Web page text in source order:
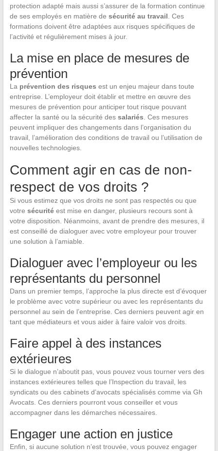
protection adapté mais aussi s’assurer de la formation continue
de ses employés en matière de sécurité au travail . Ces
formations doivent être adaptées aux risques spécifiques de
l’activité et régulièrement mises à jour.
La mise en place de mesures de
prévention
La prévention des risques est un enjeu majeur dans toute
entreprise. L’employeur doit établir et mettre en œuvre des
mesures de prévention pour anticiper tout risque pouvant
affecter la santé ou la sécurité des salariés . Ces mesures
peuvent impliquer des changements dans l’organisation du
travail, l’amélioration des conditions de travail ou l’utilisation de
nouvelles technologies.
Comment agir en cas de non-
respect de vos droits ?
Si vous estimez que vos droits ne sont pas respectés ou que
votre sécuritéest mise en danger, plusieurs recours sont à
votre disposition. Néanmoins, avant de prendre des mesures, il
est conseillé de dialoguer avec votre employeur pour trouver
une solution à l’amiable.
Dialoguer avec l’employeur ou les
représentants du personnel
Dans un premier temps, l’approche la plus directe est d’évoquer
le problème avec votre supérieur ou avec les représentants du
personnel au sein de l’entreprise. Ces derniers peuvent agir en
tant que médiateurs et vous aider à faire valoir vos droits.
Faire appel à des instances
extérieures
Si le dialogue n’aboutit pas, vous pouvez vous tourner vers des
instances extérieures telles que l’Inspection du travail, les
syndicats ou des cabinets d’avocats spécialisés comme via Gh
Avocats. Ces derniers pourront vous conseiller et vous
accompagner dans les démarches nécessaires.
Engager une action en justice
Enfin, si aucune solution n’est trouvée, vous pouvez engager